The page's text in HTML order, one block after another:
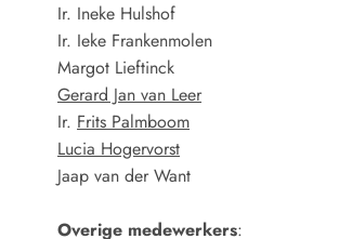
Ir. Ineke Hulshof
Ir. Ieke Frankenmolen
Margot Lieftinck
Gerard Jan van Leer
Ir. Frits Palmboom
Lucia Hogervorst
Jaap van der Want
Overige medewerkers: